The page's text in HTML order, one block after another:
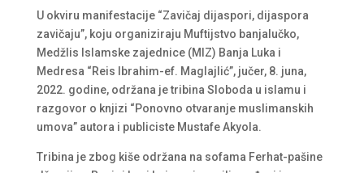
U okviru manifestacije “Zavičaj dijaspori, dijaspora
zavičaju”, koju organiziraju Muftijstvo banjalučko,
Medžlis Islamske zajednice (MIZ) Banja Luka i
Medresa “Reis Ibrahim-ef. Maglajlić”, jučer, 8. juna,
2022. godine, održana je tribina Sloboda u islamu i
razgovor o knjizi “Ponovno otvaranje muslimanskih
umova” autora i publiciste Mustafe Akyola.
Tribina je zbog kiše održana na sofama Ferhat-pašine